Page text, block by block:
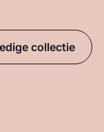
collectie